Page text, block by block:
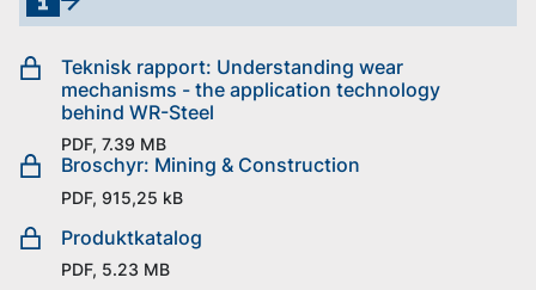
Teknisk rapport: Understanding wear
mechanisms - the application technology
behind WR-Steel
PDF, 7.39 MB
Broschyr: Mining & Construction
PDF, 915,25 kB
Produktkatalog
PDF, 5.23 MB